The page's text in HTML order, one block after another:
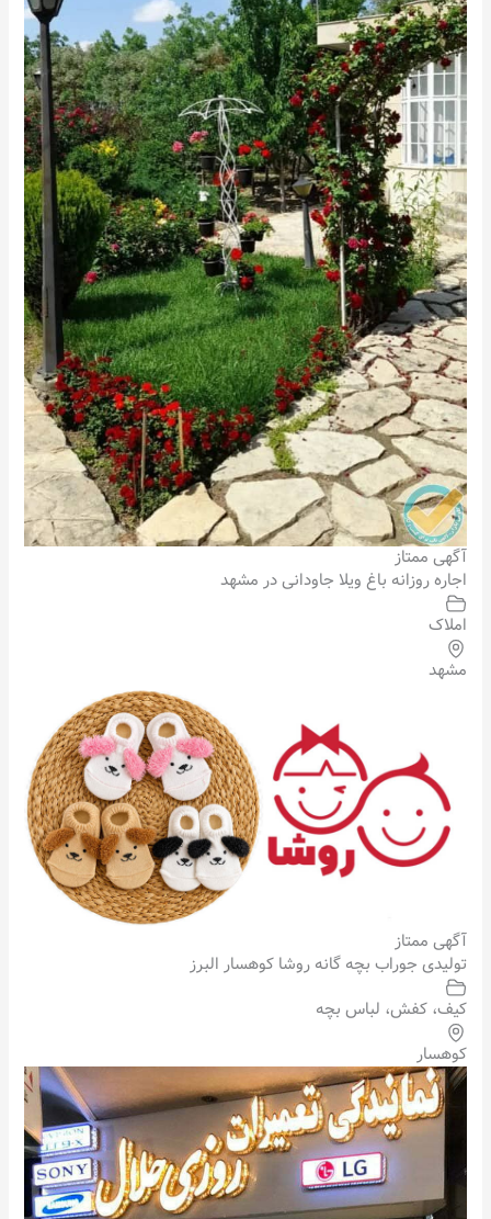
آگهی ممتاز
اجاره روزانه باغ ویلا جاودانی در مشهد
املاک
مشهد
آگهی ممتاز
تولیدی جوراب بچه گانه روشا کوهسار البرز
کیف، کفش، لباس بچه
کوهسار